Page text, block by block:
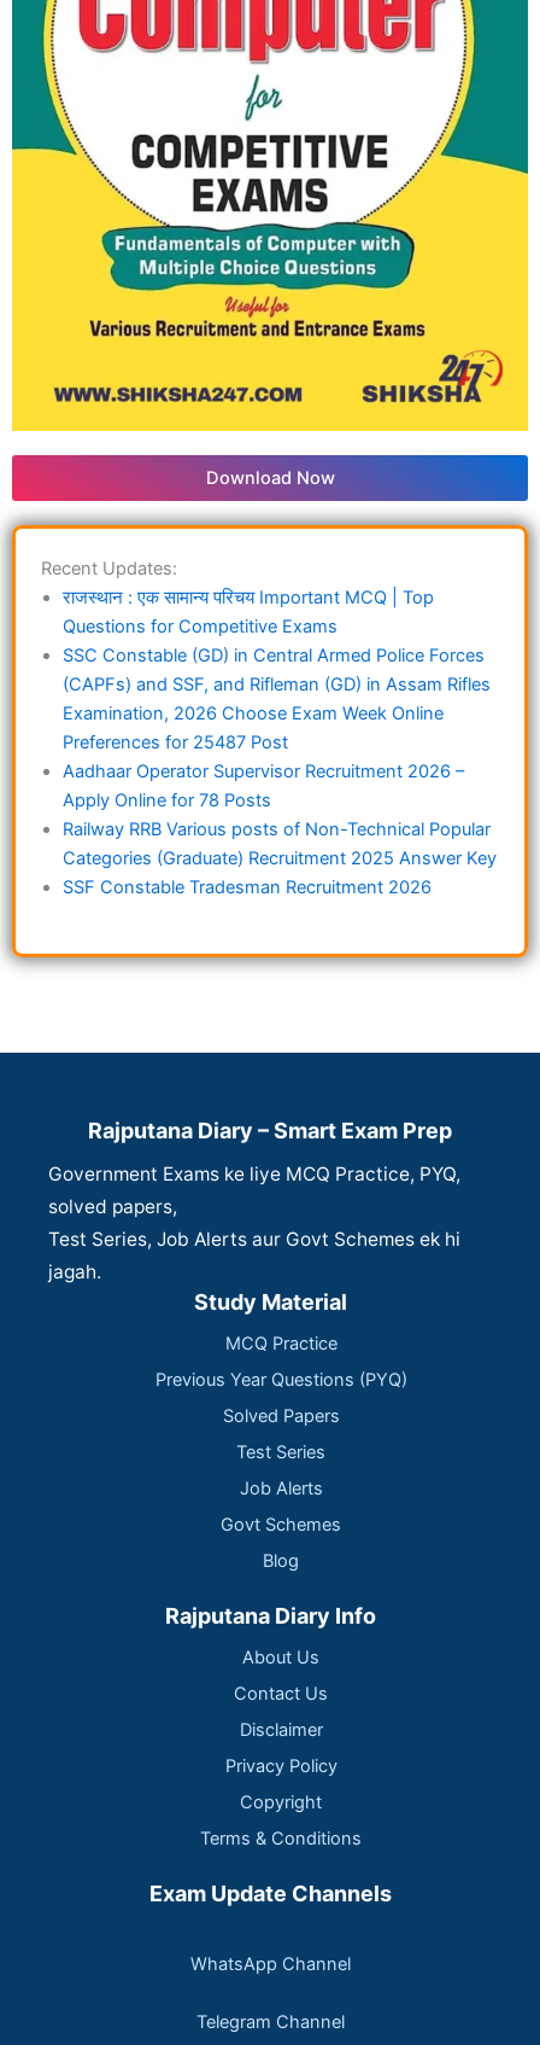
Download Now
Recent Updates:
राजस्थान : एक सामान्य परिचय Important MCQ | Top
Questions for Competitive Exams
SSC Constable (GD) in Central Armed Police Forces
(CAPFs) and SSF, and Rifleman (GD) in Assam Rifles
Examination, 2026 Choose Exam Week Online
Preferences for 25487 Post
Aadhaar Operator Supervisor Recruitment 2026 –
Apply Online for 78 Posts
Railway RRB Various posts of Non-Technical Popular
Categories (Graduate) Recruitment 2025 Answer Key
SSF Constable Tradesman Recruitment 2026
Rajputana Diary – Smart Exam Prep
Government Exams ke liye MCQ Practice, PYQ,
solved papers,
Test Series, Job Alerts aur Govt Schemes ek hi
jagah.
Study Material
MCQ Practice
Previous Year Questions (PYQ)
Solved Papers
Test Series
Job Alerts
Govt Schemes
Blog
Rajputana Diary Info
About Us
Contact Us
Disclaimer
Privacy Policy
Copyright
Terms & Conditions
Exam Update Channels
WhatsApp Channel
Telegram Channel